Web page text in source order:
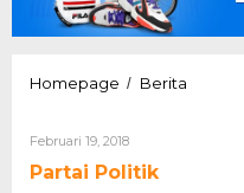
Homepage / Berita
Februari 19, 2018Oleh
Nata
Partai Politik